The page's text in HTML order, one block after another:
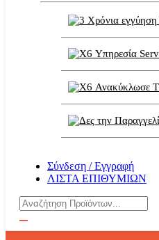
Σύνδεση / Εγγραφή
ΛΙΣΤΑ ΕΠΙΘΥΜΙΩΝ
Αναζήτηση